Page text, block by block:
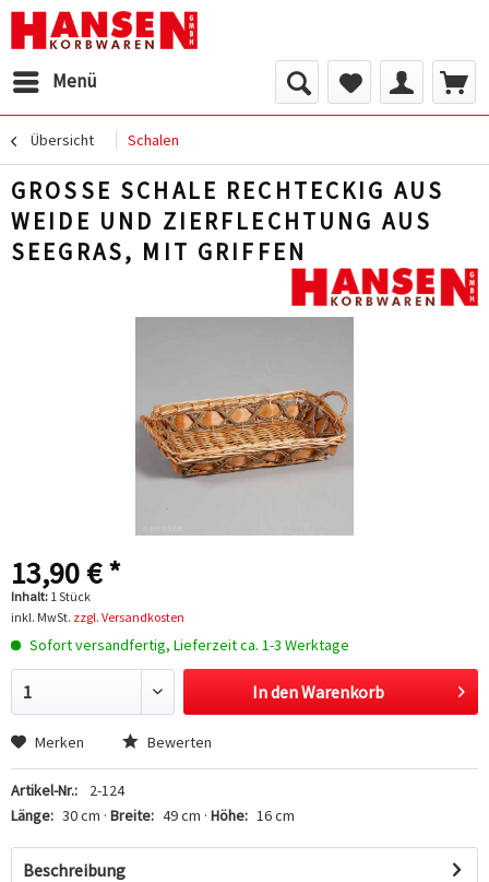
Menü
Übersicht Schalen
GROSSE SCHALE RECHTECKIG AUS W
EIDE UND ZIERFLECHTUNG AUS S
EEGRAS, MIT GRIFFEN
13,90 € *
Inhalt: 1 Stück
inkl. MwSt. zzgl. Versandkosten
Sofort versandfertig, Lieferzeit ca. 1-3 Werktage
In denWarenkorb
Merken Bewerten
Artikel-Nr.:
2-124
Länge: 30 cm · Breite: 49 cm · Höhe: 16 cm
Beschreibung